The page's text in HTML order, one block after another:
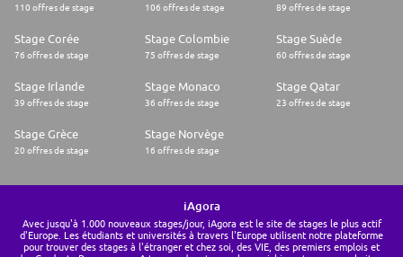
110 offres de stage 106 offres de stage 89 offres de stage
Stage Corée
76 offres de stage
Stage Colombie
75 offres de stage
Stage Suède
60 offres de stage
Stage Irlande
39 offres de stage
Stage Monaco
36 offres de stage
Stage Qatar
23 offres de stage
Stage Grèce
20 offres de stage
Stage Norvège
16 offres de stage
iAgora
Avec jusqu'à 1.000 nouveaux stages/jour, iAgora est le site de stages le plus actif
d'Europe. Les étudiants et universités à travers l'Europe utilisent notre plateforme
pour trouver des stages à l'étranger et chez soi, des VIE, des premiers emplois et